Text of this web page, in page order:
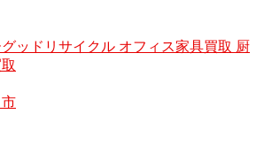
ッドリサイクル オフィス家具買取 厨